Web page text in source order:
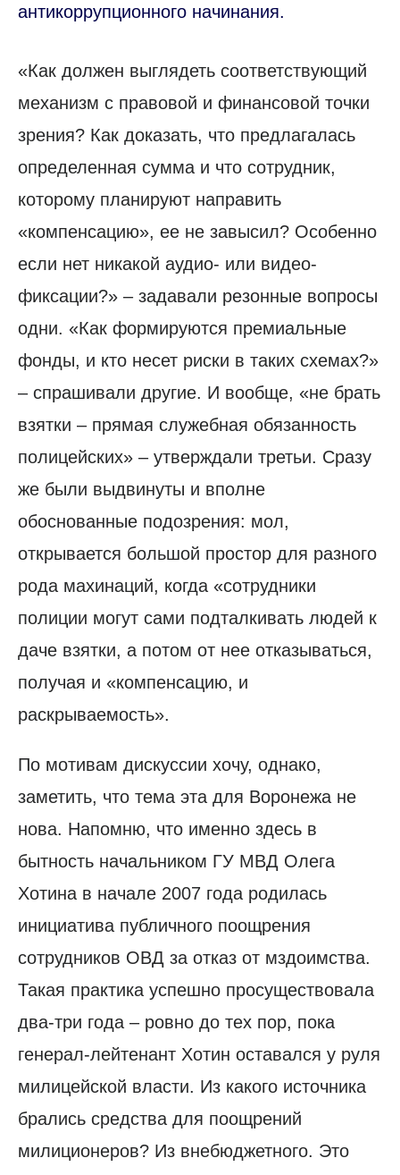
антикоррупционного начинания.
«Как должен выглядеть соответствующий
механизм с правовой и финансовой точки
зрения? Как доказать, что предлагалась
определенная сумма и что сотрудник,
которому планируют направить
«компенсацию», ее не завысил? Особенно
если нет никакой аудио- или видео­
фиксации?» – задавали резонные вопросы
одни. «Как формируются премиальные
фонды, и кто несет риски в таких схемах?»
– спрашивали другие. И вообще, «не брать
взятки – прямая служебная обязанность
полицейских» – утверждали третьи. Сразу
же были выдвинуты и вполне
обоснованные подозрения: мол,
открывается большой простор для разного
рода махинаций, когда «сотрудники
полиции могут сами подталкивать людей к
даче взятки, а потом от нее отказываться,
получая и «компенсацию, и
раскрываемость».
По мотивам дискуссии хочу, однако,
заметить, что тема эта для Воронежа не
нова. Напомню, что именно здесь в
бытность начальником ГУ МВД Олега
Хотина в начале 2007 года родилась
инициатива публичного поощрения
сотрудников ОВД за отказ от мздоимства.
Такая практика успешно просуществовала
два-три года – ровно до тех пор, пока
генерал-лейтенант Хотин оставался у руля
милицейской власти. Из какого источника
брались средства для поощрений
милиционеров? Из внебюджетного. Это